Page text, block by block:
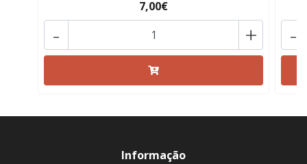
7,00€
+
- -
Informação